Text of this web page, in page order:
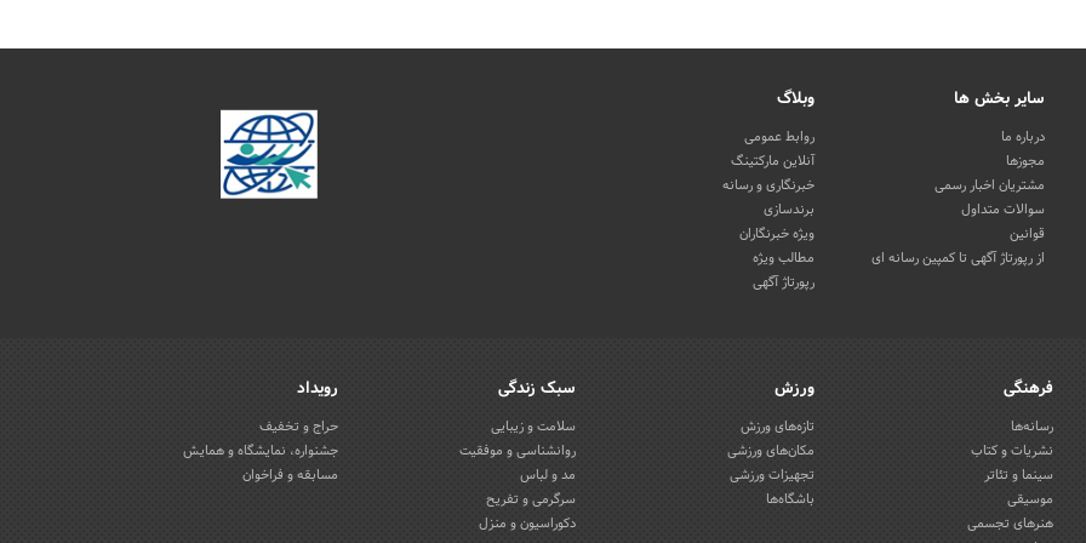
سایر بخش ها
درباره ما
مجوزها
مشتریان اخبار رسمی
سوالات متداول
قوانین
از رپورتاژ آگهی تا کمپین رسانه ای
وبلاگ
روابط عمومی
آنلاین مارکتینگ
خبرنگاری و رسانه
برندسازی
ویژه خبرنگاران
مطالب ویژه
رپورتاژ آگهی
فرهنگی
رسانه‌ها
نشریات و کتاب
سینما و تئاتر
موسیقی
هنرهای تجسمی
ورزش
تازه‌های ورزش
مکان‌های ورزشی
تجهیزات ورزشی
باشگاه‌ها
سبک زندگی
سلامت و زیبایی
روانشناسی و موفقیت
مد و لباس
سرگرمی و تفریح
دکوراسیون و منزل
رویداد
حراج و تخفیف
جشنواره، نمایشگاه و همایش
مسابقه و فراخوان